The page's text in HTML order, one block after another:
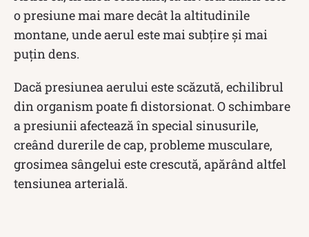
o presiune mai mare decât la altitudinile
montane, unde aerul este mai subțire și mai
puțin dens.
Dacă presiunea aerului este scăzută, echilibrul
din organism poate fi distorsionat. O schimbare
a presiunii afectează în special sinusurile,
creând durerile de cap, probleme musculare,
grosimea sângelui este crescută, apărând altfel
tensiunea arterială.